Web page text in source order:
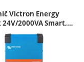
Victron Energy
24V/2000VA Smart,…